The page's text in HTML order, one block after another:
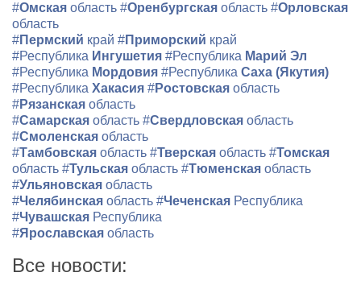
#Омская область #Оренбургская область #Орловская
область
#Пермский край #Приморский край
#Республика Ингушетия #Республика Марий Эл
#Республика Мордовия #Республика Саха (Якутия)
#Республика Хакасия #Ростовская область
#Рязанская область
#Самарская область #Свердловская область
#Смоленская область
#Тамбовская область #Тверская область #Томская
область #Тульская область #Тюменская область
#Ульяновская область
#Челябинская область #Чеченская Республика
#Чувашская Республика
#Ярославская область
Все новости: